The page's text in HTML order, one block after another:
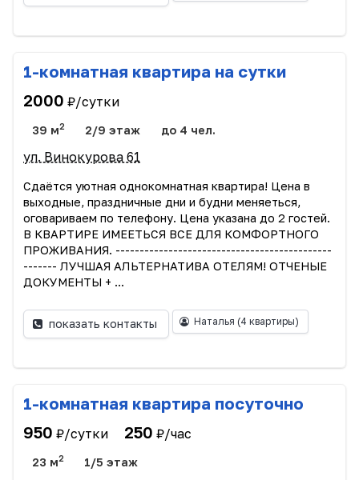
1-комнатная квартира на сутки
2000 ₽/сутки
39 м2 2/9 этаж до 4 чел.
ул. Винокурова 61
Сдаётся уютная однокомнатная квартира! Цена в
выходные, праздничные дни и будни меняеться,
оговариваем по телефону. Цена указана до 2 гостей.
В КВАРТИРЕ ИМЕЕТЬСЯ ВСЕ ДЛЯ КОМФОРТНОГО
ПРОЖИВАНИЯ. ---------------------------------------------
------- ЛУЧШАЯ АЛЬТЕРНАТИВА ОТЕЛЯМ! ОТЧЕНЫЕ
ДОКУМЕНТЫ + ...
показать контакты Наталья (4 квартиры)
1-комнатная квартира посуточно
950 ₽/сутки 250 ₽/час
23 м2 1/5 этаж